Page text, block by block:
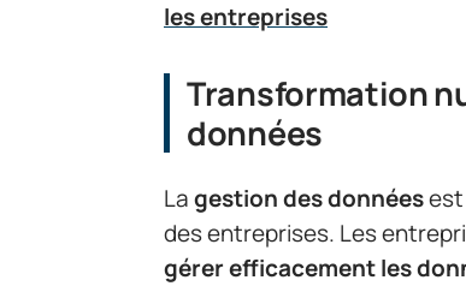
les entreprises
Transformation
données
Lagestion des données
des entreprises. Les
gérer efficacement les